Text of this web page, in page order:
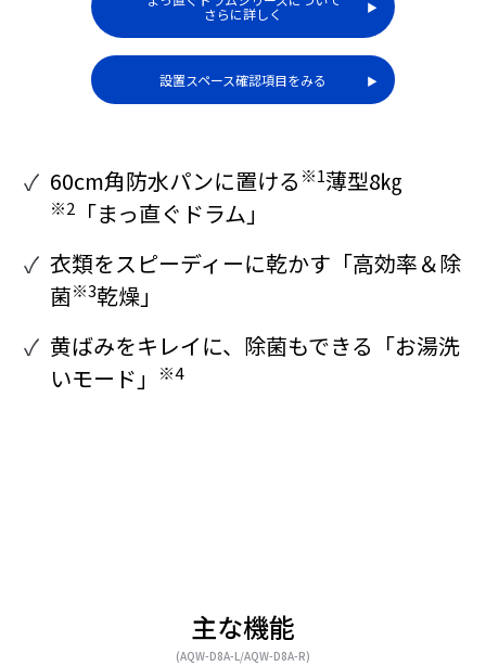
さらに詳しく ▶︎
設置スペース確認項目をみる ▶︎
60cm角防水パンに置ける ※1薄型8㎏
※2
「まっ直ぐドラム」
衣類をスピーディーに乾かす「高効率＆除
菌※3乾燥」
黄ばみをキレイに、除菌もできる「お湯洗
いモード」
※4
主な機能
(AQW-D8A-L/AQW-D8A-R)